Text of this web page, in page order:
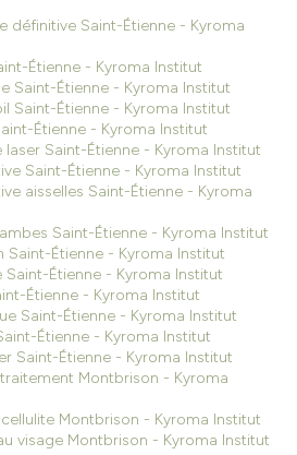
définitive Saint-Étienne - Kyroma
Étienne - Kyroma Institut
Saint-Étienne - Kyroma Institut
Saint-Étienne - Kyroma Institut
Étienne - Kyroma Institut
laser Saint-Étienne - Kyroma Institut
Saint-Étienne - Kyroma Institut
aisselles Saint-Étienne - Kyroma
Saint-Étienne - Kyroma Institut
Saint-Étienne - Kyroma Institut
Saint-Étienne - Kyroma Institut
Étienne - Kyroma Institut
Saint-Étienne - Kyroma Institut
Étienne - Kyroma Institut
Saint-Étienne - Kyroma Institut
Montbrison - Kyroma
Montbrison - Kyroma Institut
visage Montbrison - Kyroma Institut